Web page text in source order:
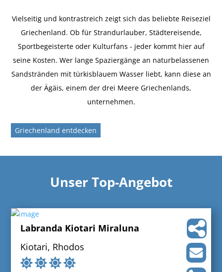
Vielseitig und kontrastreich zeigt sich das beliebte Reiseziel
Griechenland. Ob für Strandurlauber, Städtereisende,
Sportbegeisterte oder Kulturfans - jeder kommt hier auf
seine Kosten. Wer lange Spaziergänge an naturbelassenen
Sandstränden mit türkisblauem Wasser liebt, kann diese an
der Ägäis, einem der drei Meere Griechenlands,
unternehmen.
Griechenland entdecken
Unser Top-Angebot
Labranda Kiotari Miraluna
Kiotari, Rhodos